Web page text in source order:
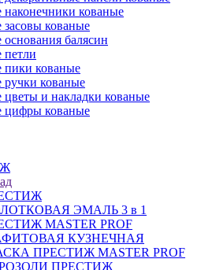
наконечники кованые
засовы кованые
балясин
петли
пики кованые
ручки кованые
цветы и накладки кованые
цифры кованые
ЭМАЛЬ 3 в 1
MASTER PROF
КУЗНЕЧНАЯ
ПРЕСТИЖ MASTER PROF
ПРЕСТИЖ